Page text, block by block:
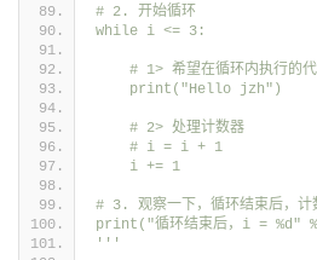
# 2. 开始循环
while i <= 3:
# 1> 希望在循环内执行的
    print("Hello jzh")
    # 2> 处理计数器
    # i = i + 1
    i += 1
# 3. 观察一下，循环结束后，
print("循环结束后，i = %d"
'''